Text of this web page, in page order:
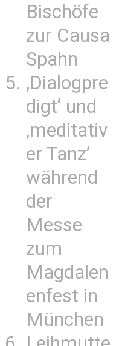
Bischöfe
zur Causa
Spahn
‚Dialogpre
digt‘ und
‚meditativ
er Tanz’
während
der
Messe
zum
Magdalen
enfest in
München